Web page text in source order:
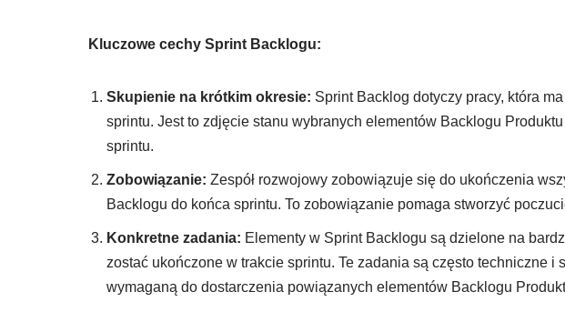
Kluczowe cechy Sprint Backlogu:
Skupienie na krótkim okresie: Sprint Backlog dotyczy pracy, która
sprintu. Jest to zdjęcie stanu wybranych elementów Backlogu
sprintu.
Zobowiązanie: Zespół rozwojowy zobowiązuje się do ukończenia
Backlogu do końca sprintu. To zobowiązanie pomaga stworzyć
Konkretne zadania: Elementy w Sprint Backlogu są dzielone na
zostać ukończone w trakcie sprintu. Te zadania są często techniczne i
wymaganą do dostarczenia powiązanych elementów Backlogu